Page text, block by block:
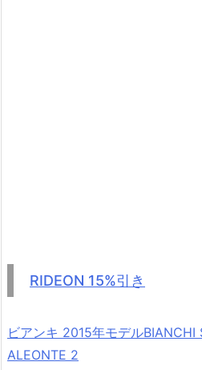
RIDEON 15%引き
ビアンキ 2015年モデルBIANCHI
ALEONTE 2